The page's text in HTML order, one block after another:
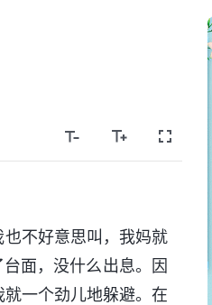
不好意思叫，我妈就
面，没什么出息。因
一个劲儿地躲避。在